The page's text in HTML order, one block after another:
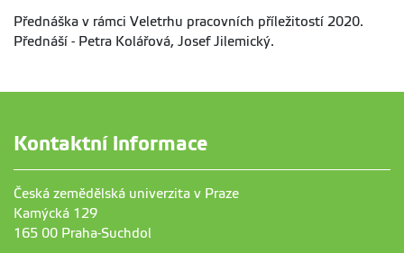
Přednáška v rámci Veletrhu pracovních příležitostí 2020.
Přednáší - Petra Kolářová, Josef Jilemický.
Kontaktní informace
Česká zemědělská univerzita v Praze
Kamýcká 129
165 00 Praha-Suchdol